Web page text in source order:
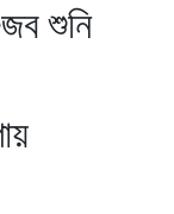
শুনি